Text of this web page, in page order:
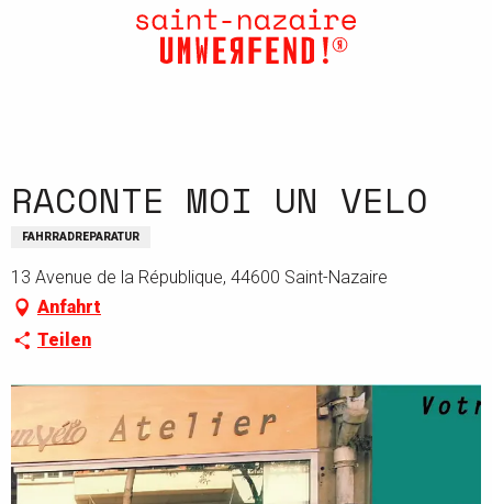
RACONTE MOI UN VELO
FAHRRADREPARATUR
13 Avenue de la République, 44600 Saint-Nazaire
Anfahrt
Teilen